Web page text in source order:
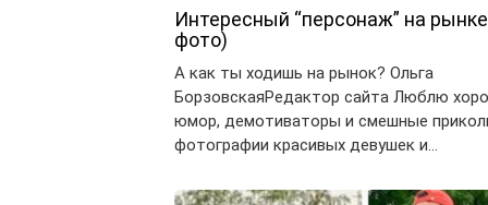
Интересный “персонаж” на
фото)
А как ты ходишь на рынок? Ольга
БорзовскаяРедактор сайта Люблю
юмор, демотиваторы и смешные
фотографии красивых девушек и…